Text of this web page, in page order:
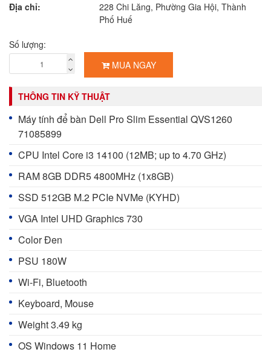
Địa chỉ:
228 Chi Lăng, Phường Gia Hội, Thành
Phố Huế
Số lượng:
MUA NGAY
THÔNG TIN KỸ THUẬT
Máy tính để bàn Dell Pro Slim Essential QVS1260
71085899
CPU Intel Core i3 14100 (12MB; up to 4.70 GHz)
RAM 8GB DDR5 4800MHz (1x8GB)
SSD 512GB M.2 PCIe NVMe (KYHD)
VGA Intel UHD Graphics 730
Color Đen
PSU 180W
Wi-Fi, Bluetooth
Keyboard, Mouse
Weight 3.49 kg
OS Windows 11 Home